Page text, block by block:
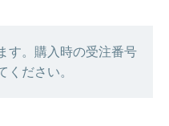
す。購入時の受注番号
ください。